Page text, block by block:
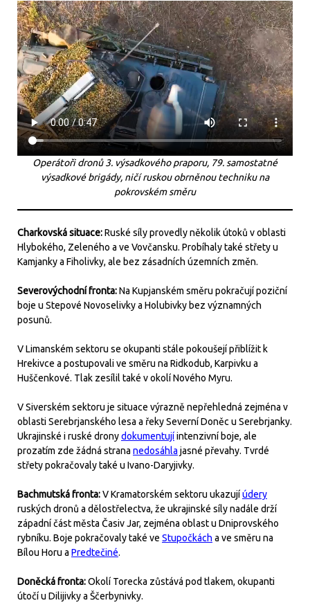
Operátoři dronů 3. výsadkového praporu, 79. samostatné
výsadkové brigády, ničí ruskou obrněnou techniku na
pokrovském směru
Charkovská situace:Ruské síly provedly několik útoků v oblasti
Hlybokého, Zeleného a ve Vovčansku. Probíhaly také střety u
Kamjanky a Fiholivky, ale bez zásadních územních změn.
Severovýchodní fronta:Na Kupjanském směru pokračují poziční
boje u Stepové Novoselivky a Holubivky bez významných
posunů.
V Limanském sektoru se okupanti stále pokoušejí přiblížit k
Hrekivce a postupovali ve směru na Ridkodub, Karpivku a
Huščenkové. Tlak zesílil také v okolí Nového Myru.
V Siverském sektoru je situace výrazně nepřehledná zejména v
oblasti Serebrjanského lesa a řeky Severní Doněc u Serebrjanky.
Ukrajinské i ruské dronydokumentujíintenzivní boje, ale
prozatím zde žádná strana nedosáhla jasné převahy. Tvrdé
střety pokračovaly také u Ivano-Daryjivky.
Bachmutská fronta:V Kramatorském sektoru ukazujíúdery
ruských dronů a dělostřelectva, že ukrajinské síly nadále drží
západní část města Časiv Jar, zejména oblast u Dniprovského
rybníku. Boje pokračovaly také ve Stupočkách a ve směru na
Bílou Horu a Predtečiné.
Doněcká fronta:Okolí Torecka zůstává pod tlakem, okupanti
útočí u Dilijivky a Ščerbynivky.